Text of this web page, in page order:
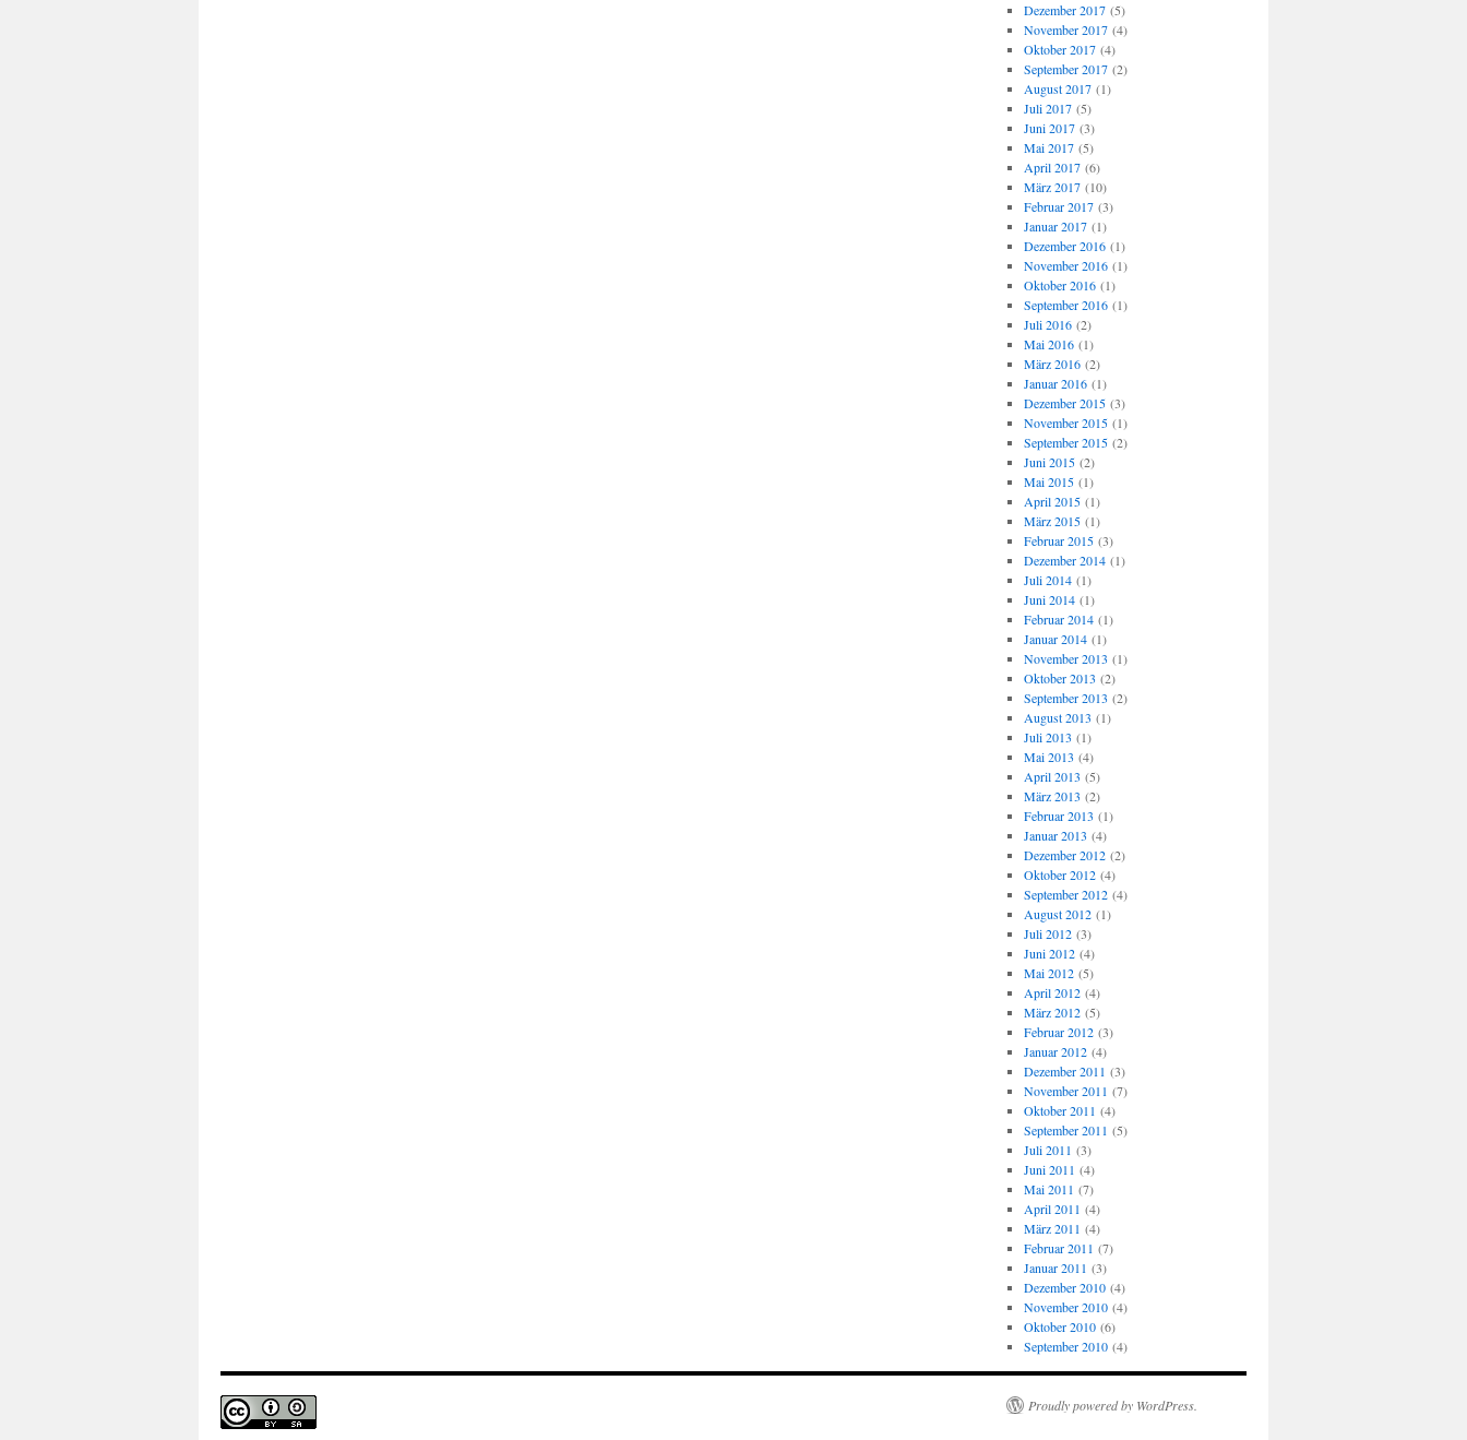
Dezember 2017(5)
November 2017(4)
Oktober 2017(4)
September 2017(2)
August 2017(1)
Juli 2017(5)
Juni 2017(3)
Mai 2017(5)
April 2017(6)
März 2017(10)
Februar 2017(3)
Januar 2017(1)
Dezember 2016(1)
November 2016(1)
Oktober 2016(1)
September 2016(1)
Juli 2016(2)
Mai 2016(1)
März 2016(2)
Januar 2016(1)
Dezember 2015(3)
November 2015(1)
September 2015(2)
Juni 2015(2)
Mai 2015(1)
April 2015(1)
März 2015(1)
Februar 2015(3)
Dezember 2014(1)
Juli 2014(1)
Juni 2014(1)
Februar 2014(1)
Januar 2014(1)
November 2013 (1)
Oktober 2013 (2)
September 2013 (2)
August 2013 (1)
Juli 2013 (1)
Mai 2013 (4)
April 2013 (5)
März 2013 (2)
Februar 2013 (1)
Januar 2013 (4)
Dezember 2012(2)
Oktober 2012(4)
September 2012(4)
August 2012(1)
Juli 2012(3)
Juni 2012(4)
Mai 2012(5)
April 2012(4)
März 2012(5)
Februar 2012(3)
Januar 2012(4)
Dezember 2011 (3)
November 2011 (7)
Oktober 2011 (4)
September 2011 (5)
Juli 2011 (3)
Juni 2011 (4)
Mai 2011 (7)
April 2011 (4)
März 2011 (4)
Februar 2011 (7)
Januar 2011 (3)
Dezember 2010(4)
November 2010(4)
Oktober 2010(6)
September 2010(4)
Proudly powered by WordPress.